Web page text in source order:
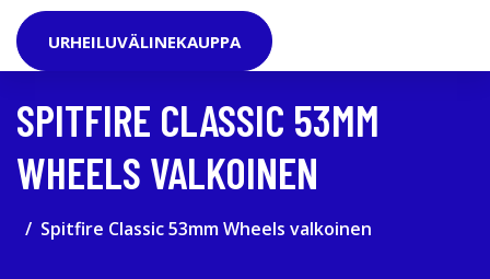
URHEILUVÄLINEKAUPPA
SPITFIRE CLASSIC 53MM
WHEELS VALKOINEN
Spitfire Classic 53mm Wheels valkoinen